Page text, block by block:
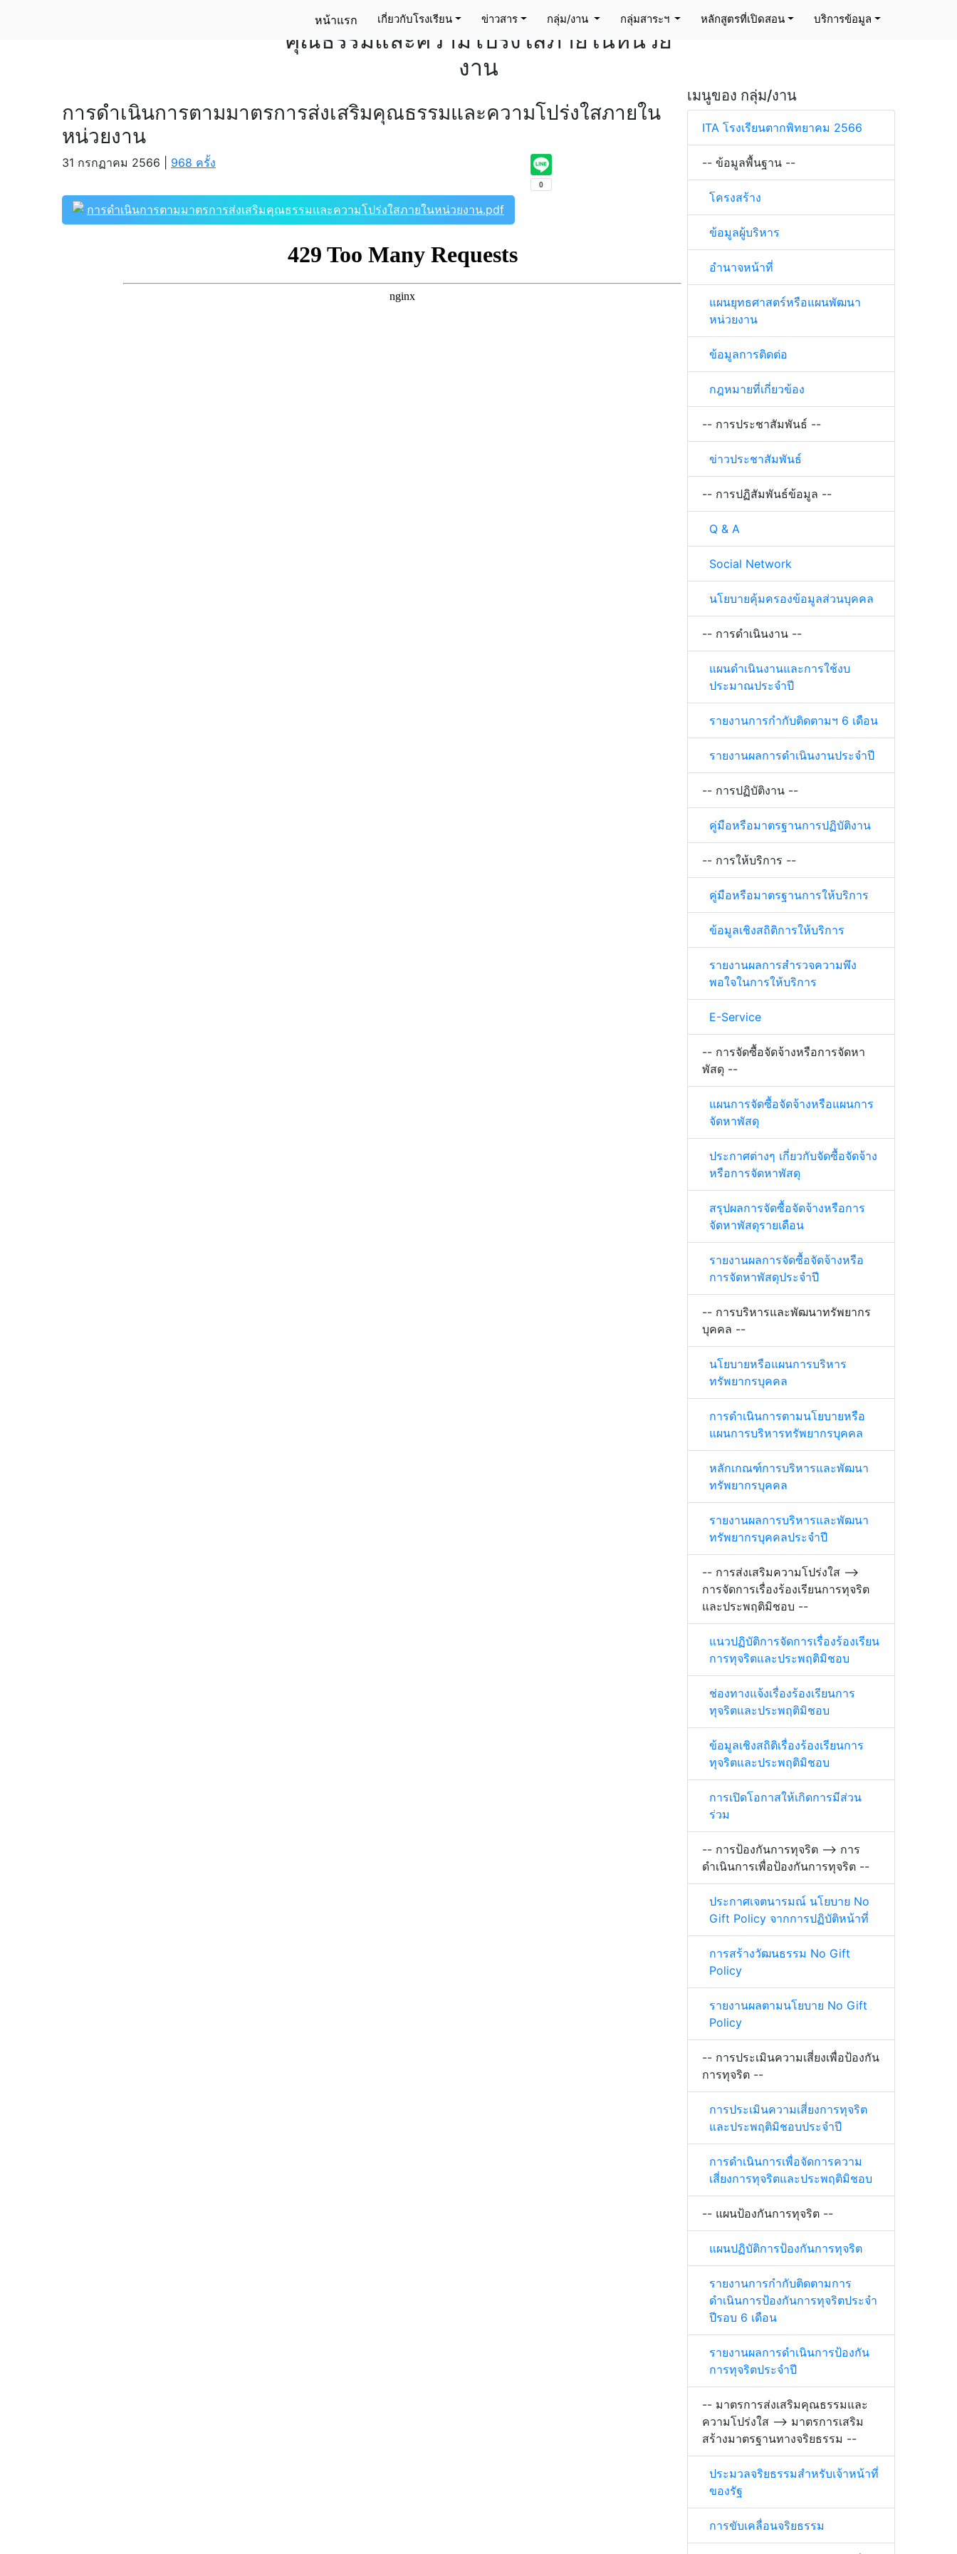
หน้าแรก (current)
เกี่ยวกับโรงเรียน ข่าวสาร กลุ่ม/งาน กลุ่มสาระฯ หลักสูตรที่เปิดสอน บริการข้อมูล
การดำเนินการตามมาตรการส่งเสริม
คุณธรรมและความโปร่งใสภายในหน่วย
งาน
การดำเนินการตามมาตรการส่งเสริมคุณธรรมและความโปร่งใสภายใน
หน่วยงาน
31 กรกฏาคม 2566 | 968 ครั้ง
การดำเนินการตามมาตรการส่งเสริมคุณธรรมและความโปร่งใสภายในหน่วยงาน.pdf
เมนูของ กลุ่ม/งาน
ITA โรงเรียนตากพิทยาคม 2566
-- ข้อมูลพื้นฐาน --
โครงสร้าง
ข้อมูลผู้บริหาร
อำนาจหน้าที่
แผนยุทธศาสตร์หรือแผนพัฒนา
หน่วยงาน
ข้อมูลการติดต่อ
กฎหมายที่เกี่ยวข้อง
-- การประชาสัมพันธ์ --
ข่าวประชาสัมพันธ์
-- การปฏิสัมพันธ์ข้อมูล --
Q & A
Social Network
นโยบายคุ้มครองข้อมูลส่วนบุคคล
-- การดำเนินงาน --
แผนดำเนินงานและการใช้งบ
ประมาณประจำปี
รายงานการกำกับติดตามฯ 6 เดือน
รายงานผลการดำเนินงานประจำปี
-- การปฏิบัติงาน --
คู่มือหรือมาตรฐานการปฏิบัติงาน
-- การให้บริการ --
คู่มือหรือมาตรฐานการให้บริการ
ข้อมูลเชิงสถิติการให้บริการ
รายงานผลการสำรวจความพึง
พอใจในการให้บริการ
E-Service
-- การจัดซื้อจัดจ้างหรือการจัดหา
พัสดุ --
แผนการจัดซื้อจัดจ้างหรือแผนการ
จัดหาพัสดุ
ประกาศต่างๆ เกี่ยวกับจัดซื้อจัดจ้าง
หรือการจัดหาพัสดุ
สรุปผลการจัดซื้อจัดจ้างหรือการ
จัดหาพัสดุรายเดือน
รายงานผลการจัดซื้อจัดจ้างหรือ
การจัดหาพัสดุประจำปี
-- การบริหารและพัฒนาทรัพยากร
บุคคล --
นโยบายหรือแผนการบริหาร
ทรัพยากรบุคคล
การดำเนินการตามนโยบายหรือ
แผนการบริหารทรัพยากรบุคคล
หลักเกณฑ์การบริหารและพัฒนา
ทรัพยากรบุคคล
รายงานผลการบริหารและพัฒนา
ทรัพยากรบุคคลประจำปี
-- การส่งเสริมความโปร่งใส -->
การจัดการเรื่องร้องเรียนการทุจริต
และประพฤติมิชอบ --
แนวปฏิบัติการจัดการเรื่องร้องเรียน
การทุจริตและประพฤติมิชอบ
ช่องทางแจ้งเรื่องร้องเรียนการ
ทุจริตและประพฤติมิชอบ
ข้อมูลเชิงสถิติเรื่องร้องเรียนการ
ทุจริตและประพฤติมิชอบ
การเปิดโอกาสให้เกิดการมีส่วน
ร่วม
-- การป้องกันการทุจริต --> การ
ดำเนินการเพื่อป้องกันการทุจริต --
ประกาศเจตนารมณ์ นโยบาย No
Gift Policy จากการปฏิบัติหน้าที่
การสร้างวัฒนธรรม No Gift
Policy
รายงานผลตามนโยบาย No Gift
Policy
-- การประเมินความเสี่ยงเพื่อป้องกัน
การทุจริต --
การประเมินความเสี่ยงการทุจริต
และประพฤติมิชอบประจำปี
การดำเนินการเพื่อจัดการความ
เสี่ยงการทุจริตและประพฤติมิชอบ
-- แผนป้องกันการทุจริต --
แผนปฏิบัติการป้องกันการทุจริต
รายงานการกำกับติดตามการ
ดำเนินการป้องกันการทุจริตประจำ
ปีรอบ 6 เดือน
รายงานผลการดำเนินการป้องกัน
การทุจริตประจำปี
-- มาตรการส่งเสริมคุณธรรมและ
ความโปร่งใส --> มาตรการเสริม
สร้างมาตรฐานทางจริยธรรม --
ประมวลจริยธรรมสำหรับเจ้าหน้าที่
ของรัฐ
การขับเคลื่อนจริยธรรม